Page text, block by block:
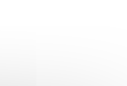
finestra))
nuova finestra))